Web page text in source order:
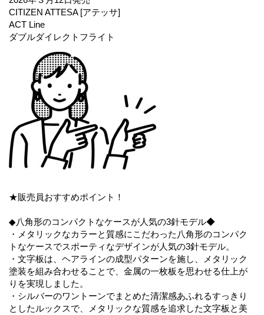
CITIZEN ATTESA [アテッサ]
ACT Line
ダブルダイレクトフライト
★販売員おすすめポイント！
◆八角形のコンパクトなケースが人気の3針モデル◆
・メタリックなカラーと質感にこだわった八角形のコンパク
トなケースでスポーティなデザインが人気の3針モデル。
・文字板は、ヘアラインの成型パターンを施し、メタリック
塗装を組み合わせることで、金属の一枚板を思わせる仕上が
りを実現しました。
・シルバーのワントーンでまとめた清潔感あふれるすっきり
としたルックスで、メタリックな質感を追求した文字板と美